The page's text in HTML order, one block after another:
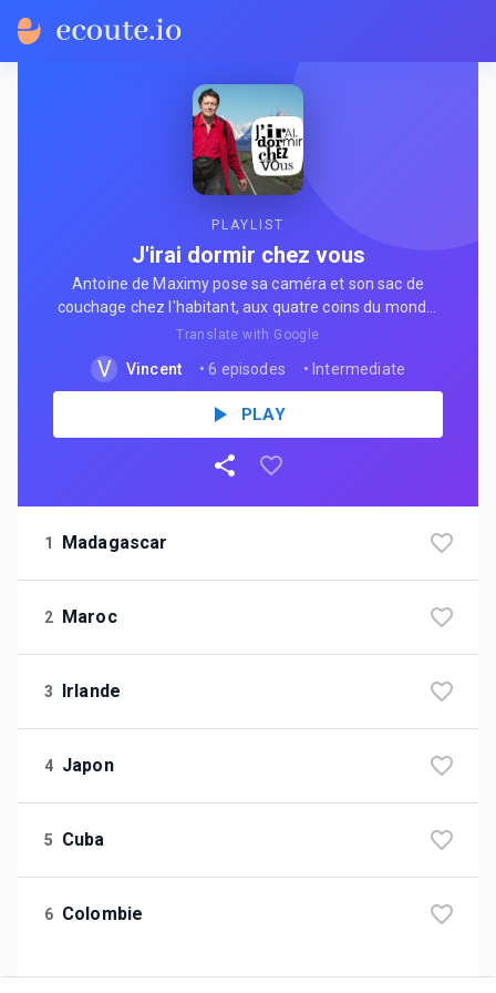
PLAYLIST
J'irai dormir chez vous
Antoine de Maximy pose sa caméra et son sac de
couchage chez l'habitant, aux quatre coins du monde.
Des conversations spontanées, des accents, des
cultures — du contenu authentique par excellence pour
les apprenants curieux.
Translate with Google
V Vincent •6 episodes • Intermediate
PLAY
1 Madagascar
2 Maroc
3 Irlande
4 Japon
5 Cuba
6 Colombie